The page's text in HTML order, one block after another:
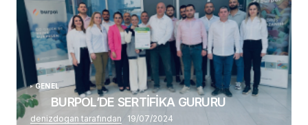
GENEL
BURPOL’DE SERTİFİKA GURURU
denizdogan tarafından 19/07/2024